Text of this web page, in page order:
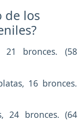
de los
bronces. (58
16 bronces.
24 bronces. (64